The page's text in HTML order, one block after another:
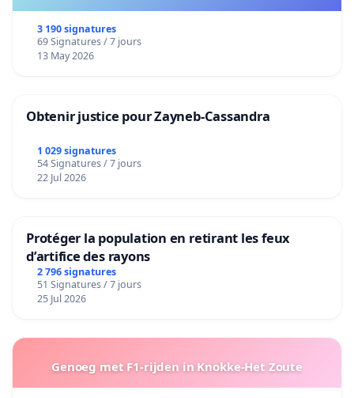
3 190 signatures
69 Signatures / 7 jours
13 May 2026
Obtenir justice pour Zayneb-Cassandra
1 029 signatures
54 Signatures / 7 jours
22 Jul 2026
Protéger la population en retirant les feux
d’artifice des rayons
2 796 signatures
51 Signatures / 7 jours
25 Jul 2026
Genoeg met F1-rijden in Knokke-Het Zoute